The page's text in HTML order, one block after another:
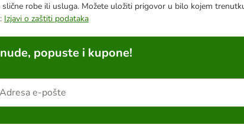
robe ili usluga. Možete uložiti prigovor u bilo kojem
Izjavi o zaštiti podataka
popuste i kupone!